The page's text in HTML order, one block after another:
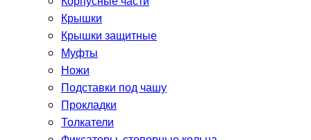
Крышки
Крышки защитные
Муфты
Ножи
Подставки под чашу
Прокладки
Толкатели